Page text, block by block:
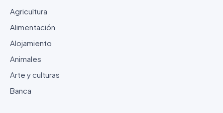
Agricultura
Alimentación
Alojamiento
Animales
Arte y culturas
Banca